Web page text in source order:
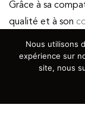
Grâce à sa
qualité et à son
2000 Nexus 2
détaillée, idéale
Nous utilisons
expérience sur
site, nous